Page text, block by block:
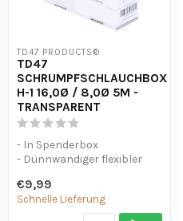
TD47 PRODUCTS®
TD47
SCHRUMPFSCHLAUCHBOX
H-1 16,0Ø / 8,0Ø 5M -
TRANSPARENT
- In Spenderbox
- Dünnwandiger flexibler
- UV-beständig
€9,99
Schnelle Lieferung